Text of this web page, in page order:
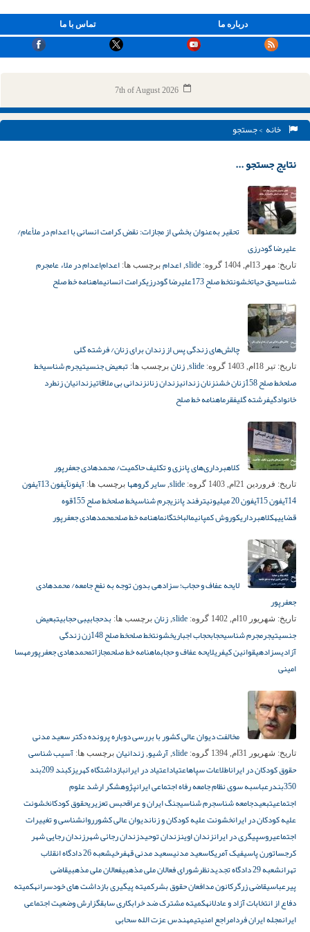
تماس با ما درباره ما
7th of August 2026
خانه > جستجو
نتایج جستجو ...
تحقیر به‌عنوان بخشی از مجازات: نقض کرامت انسانی با اعدام در ملأعام/
علیرضا گودرزی
تاریخ: مهر 13ام, 1404 گروه: slide
, اعدام برچسب ها: اعدام‌اعدام در ملاء عامجرم
شناسیحق حیاتخشونتخط صلح 173 علیرضا گودرزیکرامت انسانیماهنامه خط صلح
چالش‌های زندگی پس از زندان برای زنان/ فرشته گلی
تاریخ: تیر 18ام, 1403 گروه: slide
, زنان برچسب ها: تبعیض جنسیتیجرم شناسیخط
صلحخط صلح 158 زنان خشنزنان زندانیزندان زنانزندانی بی ملاقاتیزندانیان زنطرد
خانوادگیفرشته گلیفقرماهنامه خط صلح
کلاهبرداری‌های پانزی و تکلیف حاکمیت/ محمدهادی جعفرپور
تاریخ: فروردین 21ام, 1403 گروه: slide
, سایر گروهها برچسب ها: آیفونآیفون 13 آیفون
14آیفون 15 آیفون 20 میلیونی ترفند پانزیجرم شناسیخط صلحخط صلح 155
قوه
قضاییهکلاهبرداریکوروش کمپانیمالباختگانماهنامه خط صلحمحمدهادی جعفرپور
لایحه عفاف و حجاب؛ سزادهی بدون توجه به نفع جامعه/ محمدهادی
جعفرپور
تاریخ: شهریور 10ام, 1402 گروه: slide
, زنان برچسب ها: بدحجابیبی حجابیتبعیض
جنسیتیجرمجرم شناسیحجابحجاب اجباریخشونتخط صلحخط صلح 148
زن زندگی
آزادیسزادهیقوانین کیفریلایحه عفاف و حجابماهنامه خط صلحمجازاتمحمدهادی جعفرپورمهسا
امینی
مخالفت دیوان عالی کشور با بررسی دوباره پرونده دکتر سعید مدنی
تاریخ: شهریور 31ام, 1394 گروه: slide
, آرشیو, زندانیان برچسب ها: آسیب شناسی
حقوق کودکان در ایراناطلاعات سپاهاعتیاداعتیاد در ایرانبازداشتگاه کهریزکبند 209
بند
350بندرعباسبه سوی نظام جامعه رفاه اجتماعی ایرانپژوهشگر ارشد علوم
اجتماعیتبعیدجامعه شناسجرم شناسیجنگ ایران و عراقحبس تعزیریحقوق کودکانخشونت
علیه کودکان در ایرانخشونت علیه کودکان و زناندیوان عالی کشورروانشناسی و تغییرات
اجتماعیروسپیگری در ایرانزندان اوینزندان توحیدزندان رجائی شهرزندان رجایی شهر
کرجساتورن پاسیفیک آمریکاسعید مدنیسعید مدنی قهفرخی
شعبه 26 دادگاه انقلاب
تهرانشعبه 29 دادگاه تجدیدنظر شورای فعالان ملی مذهبیفعالان ملی مذهبیقاضی
پیرعباسیقاضی زرگرکانون مدافعان حقوق بشرکمیته پیگیری بازداشت های خودسرانهکمیته
دفاع از انتخابات آزاد و عادلانهکمیته مشترک ضد خرابکاری سابقگزارش وضعیت اجتماعی
ایرانمجله ایران فردامراجع امنیتیمهندس عزت الله سحابی